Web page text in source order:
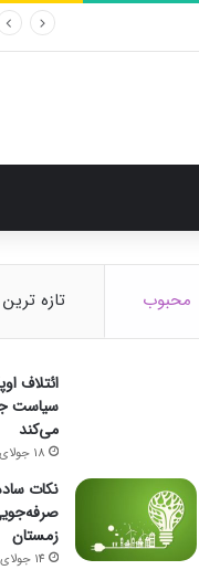
محبوب تازه ترین
ائتلاف
سیاست
می‌کند
18 جولای 2021
نکات
زمستان
14 جولای 2021